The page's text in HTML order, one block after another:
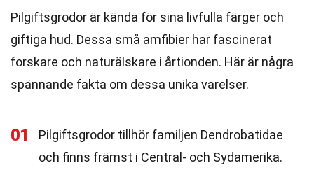
Pilgiftsgrodor är kända för sina livfulla färger och
giftiga hud. Dessa små amfibier har fascinerat
forskare och naturälskare i årtionden. Här är några
spännande fakta om dessa unika varelser.
01
Pilgiftsgrodor tillhör familjen Dendrobatidae
och finns främst i Central- och Sydamerika.